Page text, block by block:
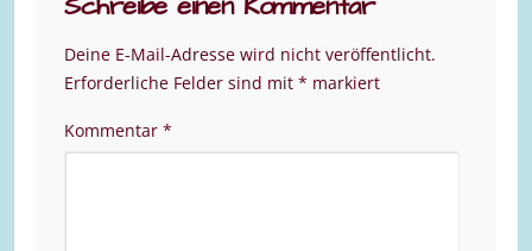
Deine E-Mail-Adresse wird nicht veröffentlicht.
Erforderliche Felder sind mit * markiert
Kommentar *